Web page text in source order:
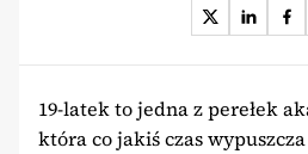
19-latek to jedna z perełek
która co jakiś czas